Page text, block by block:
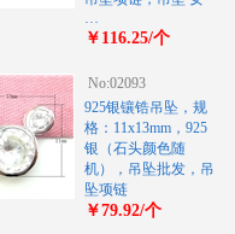
…
￥116.25/个
No:02093
925银镶锆吊坠，规
格：11x13mm，925
银（石头颜色随
机），吊坠批发，吊
坠项链
￥79.92/个